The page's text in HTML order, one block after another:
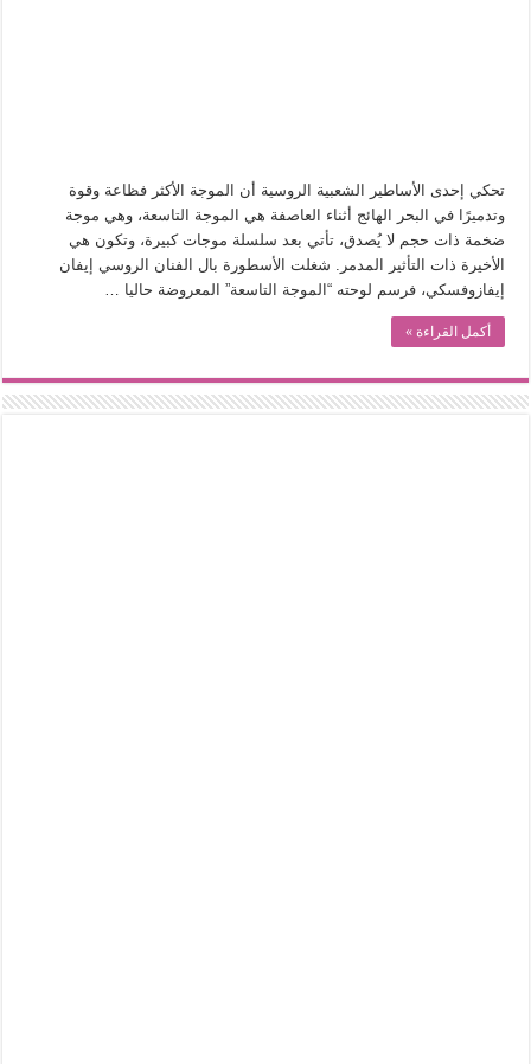
عوالم منصورة عز الدين.. حين يصبح الزمن بطل الرواية
الطعام في الحضارة الإسلامية.. تاريخ يُقرأ بالنكهات
يوم شاهدت زينات صدقي على المسرح وسرحت!
تحكي إحدى الأساطير الشعبية الروسية أن الموجة الأكثر فظاعة وقوة
وتدميرًا في البحر الهائج أثناء العاصفة هي الموجة التاسعة، وهي موجة
ضخمة ذات حجم لا يُصدق، تأتي بعد سلسلة موجات كبيرة، وتكون هي
الأخيرة ذات التأثير المدمر. شغلت الأسطورة بال الفنان الروسي إيفان
إيفازوفسكي، فرسم لوحته “الموجة التاسعة” المعروضة حاليا …
أكمل القراءة »